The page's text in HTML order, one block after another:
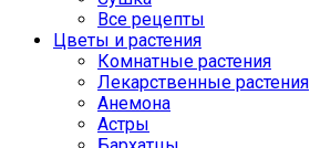
Все рецепты
Цветы и растения
Комнатные растения
Лекарственные растения
Анемона
Астры